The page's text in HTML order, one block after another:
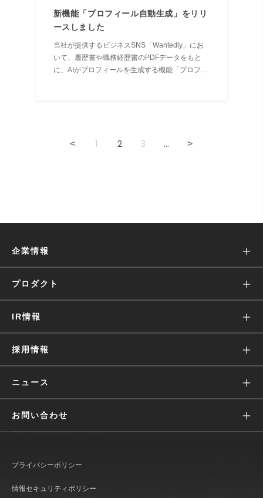
新機能「プロフィール自動生成」をリリ
ースしました
当社が提供するビジネスSNS「Wantedly」にお
いて、履歴書や職務経歴書のPDFデータをもと
に、AIがプロフィールを生成する機能「プロフィ
< 1 2 3 ... >
企業情報
ミッション
会社概要
役員・経営陣
プロダクト
Wantedly Visit
Engagement Suite
Wantedly Hire
IR情報
株主・投資家の皆様へ
業績ハイライト(グラフ)
IRライブラリ
採用情報
価値観
働く環境
ニュース
すべて
メディア
おしらせ
お問い合わせ
IR情報に関して
Wantedly Visit / Admin に関して
プライバシーポリシー
情報セキュリティポリシー